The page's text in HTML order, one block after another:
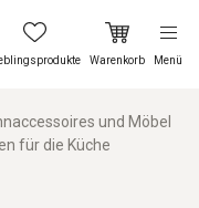
Warenkorb Menü
und Möbel
für die Küche